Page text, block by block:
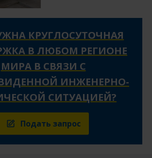
КРУГЛОСУТОЧНАЯ
В ЛЮБОМ РЕГИОНЕ
МИРА В СВЯЗИ С
ИНЖЕНЕРНО-
СИТУАЦИЕЙ?
Подать запрос